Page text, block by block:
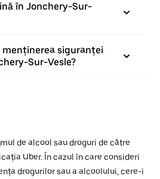
în Jonchery-Sur-
menținerea siguranței
Sur-Vesle?
de alcool sau droguri de către
Uber. În cazul în care consideri
drogurilor sau a alcoolului, cere-i